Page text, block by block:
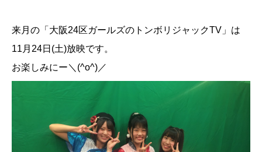
来月の「大阪24区ガールズのトンボリジャックTV」は
11月24日(土)放映です。
お楽しみにー＼(^o^)／